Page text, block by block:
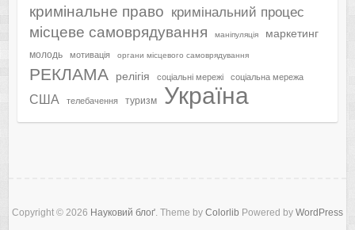
кримінальне право кримінальний процес
місцеве самоврядування маніпуляція маркетинг
молодь мотивація органи місцевого самоврядування
РЕКЛАМА релігія соціальні мережі соціальна мережа
США телебачення туризм Україна
Copyright © 2026 Науковий блоґ. Theme by Colorlib Powered by WordPress